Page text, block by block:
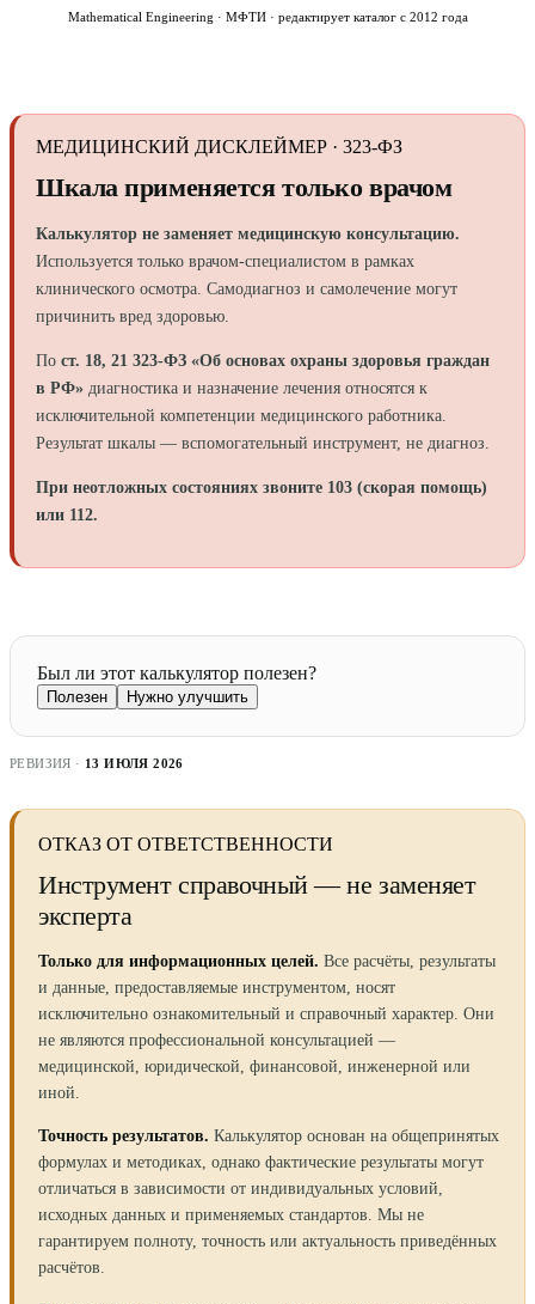
Mathematical Engineering · МФТИ · редактирует каталог с 2012 года
МЕДИЦИНСКИЙ ДИСКЛЕЙМЕР · 323-ФЗ
Шкала применяется только врачом
Калькулятор не заменяет медицинскую консультацию.
Используется только врачом-специалистом в рамках
клинического осмотра. Самодиагноз и самолечение могут
причинить вред здоровью.
По ст. 18, 21 323-ФЗ «Об основах охраны здоровья граждан
в РФ» диагностика и назначение лечения относятся к
исключительной компетенции медицинского работника.
Результат шкалы — вспомогательный инструмент, не диагноз.
При неотложных состояниях звоните 103 (скорая помощь)
или 112.
Был ли этот калькулятор полезен?
Полезен Нужно улучшить
РЕВИЗИЯ · 13 ИЮЛЯ 2026
ОТКАЗ ОТ ОТВЕТСТВЕННОСТИ
Инструмент справочный — не заменяет
эксперта
Только для информационных целей. Все расчёты, результаты
и данные, предоставляемые инструментом, носят
исключительно ознакомительный и справочный характер. Они
не являются профессиональной консультацией —
медицинской, юридической, финансовой, инженерной или
иной.
Точность результатов. Калькулятор основан на общепринятых
формулах и методиках, однако фактические результаты могут
отличаться в зависимости от индивидуальных условий,
исходных данных и применяемых стандартов. Мы не
гарантируем полноту, точность или актуальность приведённых
расчётов.